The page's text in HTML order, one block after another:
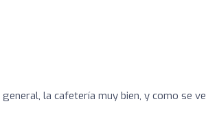
la cafetería muy bien, y como se